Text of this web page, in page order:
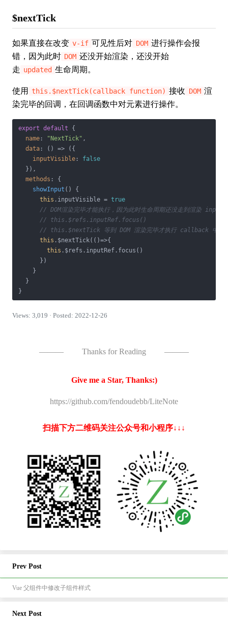
$nextTick
如果直接在改变 v-if 可见性后对 DOM 进行操作会报
错，因为此时 DOM 还没开始渲染，还没开始
走 updated 生命周期。
使用 this.$nextTick(callback function) 接收 DOM 渲
染完毕的回调，在回调函数中对元素进行操作。
export default {
name : "NextTick" ,
data : () => ({
inputVisible : false
  }),
methods : {
showInput ( )
{
this .inputVisible = true
// DOM渲染完毕才能执行，因为此时生命周期还没走到渲染 input
// this.$refs.inputRef.focus()
// this.$nextTick 等到 DOM 渲染完毕才执行 callback 中的
this .$nextTick( ()=>{
this .$refs.inputRef.focus()
      })
    }
  }
}
Views: 3,019 · Posted: 2022-12-26
——— Thanks for Reading ———
Give me a Star, Thanks:)
https://github.com/fendoudebb/LiteNote
扫描下方二维码关注公众号和小程序↓↓↓
Prev Post
Vue 父组件中修改子组件样式
Next Post